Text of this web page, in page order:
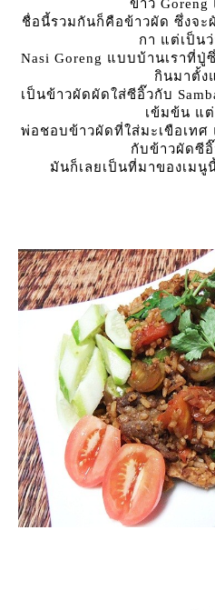
ข้าว Goreng
ชื่อนี้รวมกันก็คือข้าวผัด ซึ่งจะ
กา แต่เป็น
Nasi Goreng แบบบ้านเราที่
กินมาตั้ง
เป็นข้าวผัดผัดใส่ซีอิ๊วกับ
เข้มข้น แ
พ่อชอบข้าวผัดที่ใส่มะเขือเทศ
กับข้าวผัดซี
มันก็เลยเป็นที่มาของเมนู